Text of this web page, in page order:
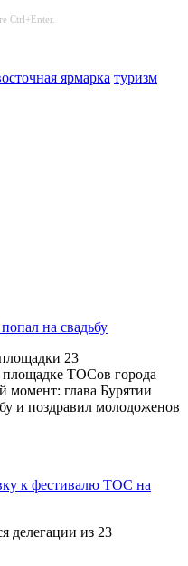
Ctrl+Enter.
ярмарка туризм
на свадьбу
23
ТОСов города
момент: глава Бурятии
и поздравил молодоженов
к фестивалю ТОС на
делегации из 23